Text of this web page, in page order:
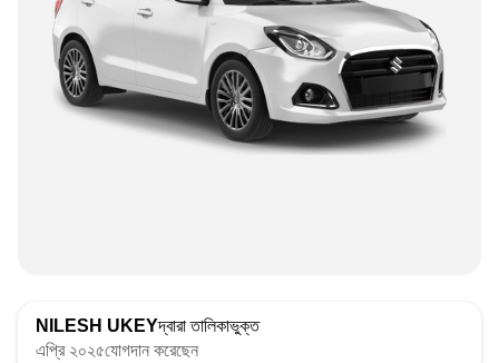
NILESH UKEYদ্বারা তালিকাভুক্ত
এপ্রি ২০২৫যোগদান করেছেন